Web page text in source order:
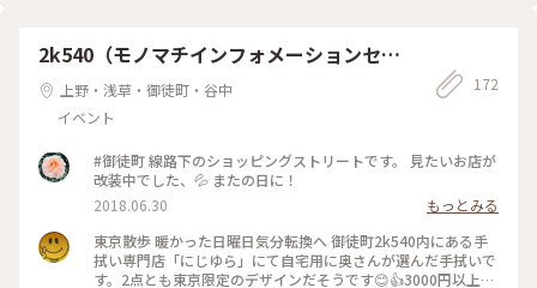
必須です❗️前日に電話しましたが山形パンは買えませんでし
た。1ヶ月前から予約できます。 ロールパンは、シンプルなの
に凄く味わい深くてあっという間に食べてしまいます。 食パン
とロールパン ズッシリと中身がつまってる感じです。 毎日 飽
きずに食べれる〜毎日 食べたい😍 日曜祝日は、お休みです💦
2k540（モノマチインフォメーションセン
ター）上野・浅草・御徒町・谷中
イベント
172
#御徒町 線路下のショッピングストリートです。 見たいお店が
改装中でした、💦 またの日に！
2018.06.30
もっとみる
東京散歩 暖かった日曜日気分転換へ 御徒町2k540内にある手
拭い専門店「にじゆら」にて自宅用に奥さんが選んだ手拭いで
す。2点とも東京限定のデザインだそうです😊👍3000円以上購